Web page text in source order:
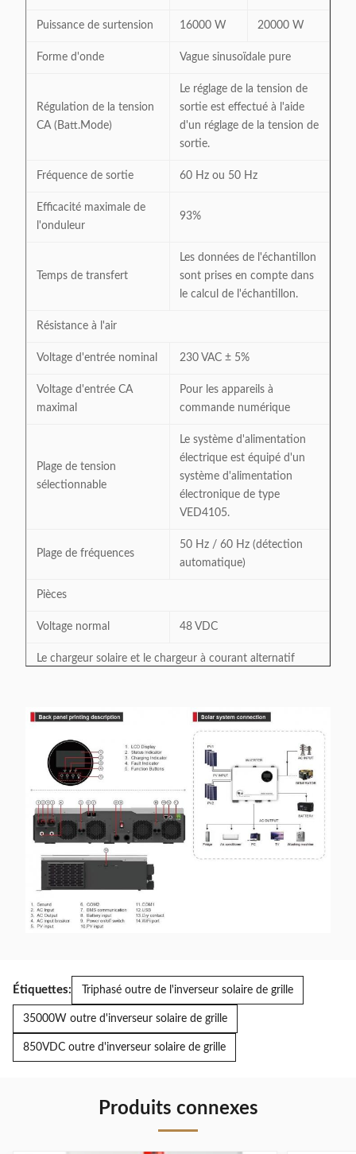
Puissance de surtension 16000 W 20000 W
Forme d'onde Vague sinusoïdale pure
Régulation de la tension
CA (Batt.Mode)
Le réglage de la tension de
sortie est effectué à l'aide
d'un réglage de la tension de
sortie.
Fréquence de sortie 60 Hz ou 50 Hz
Efficacité maximale de
l'onduleur
93%
Temps de transfert
Les données de l'échantillon
sont prises en compte dans
le calcul de l'échantillon.
Résistance à l'air
Voltage d'entrée nominal 230 VAC ± 5%
Voltage d'entrée CA
maximal
Pour les appareils à
commande numérique
Plage de tension
sélectionnable
Le système d'alimentation
électrique est équipé d'un
système d'alimentation
électronique de type
VED4105.
Plage de fréquences
50 Hz / 60 Hz (détection
automatique)
Pièces
Voltage normal 48 VDC
Le chargeur solaire et le chargeur à courant alternatif
Voltage de circuit ouvert
maximal du réseau
photovoltaïque
145VDC
Voltage du circuit ouvert
de la matrice
photovoltaïque
60 à 130 VDC
Voltage de démarrage à
froid
Courant de charge
solaire
Algorithme de charge
(batterie inondée, AGM /
GEL / batterie au plomb), à
quatre étapes (Li)
280A
Étiquettes: Triphasé outre de l'inverseur solaire de grille
35000W outre d'inverseur solaire de grille
850VDC outre d'inverseur solaire de grille
Produits connexes